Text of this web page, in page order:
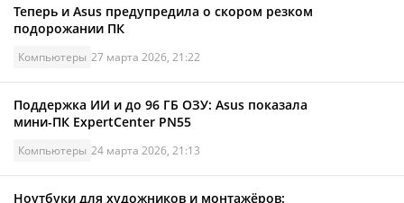
Теперь и Asus предупредила о скором резком
подорожании ПК
Компьютеры 27 марта 2026, 21:22
Поддержка ИИ и до 96 ГБ ОЗУ: Asus показала
мини-ПК ExpertCenter PN55
Компьютеры 24 марта 2026, 21:13
Ноутбуки для художников и монтажёров: